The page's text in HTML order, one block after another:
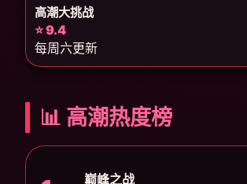
高潮大挑战
⭐ 9.4
每周六更新
📊 高潮热度榜
巅峰之战